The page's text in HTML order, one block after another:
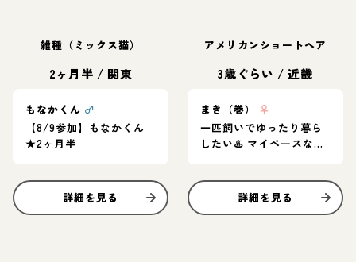
雑種（ミックス猫）
2ヶ月半 / 関東
もなかくん ♂
【8/9参加】もなかくん
★2ヶ月半
詳細を見る
アメリカンショートヘア
3歳ぐらい /近畿
まき（巻）
♀
一匹飼いでゆったり暮ら
したい♨️ マイペースなア
詳細を見る